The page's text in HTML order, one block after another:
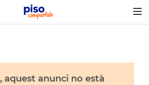
aquest anunci no està